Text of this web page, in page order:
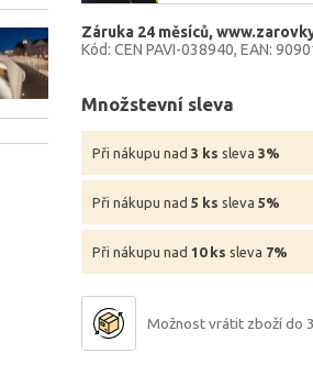
Záruka 24 měsíců
Kód: CEN PAVI-038940 EAN:
Množstevní sleva
Při nákupu nad 3 ks sleva 3%
Při nákupu nad 5 ks sleva 5%
Při nákupu nad 10 ks sleva 7%
Možnost vrátit zboží do